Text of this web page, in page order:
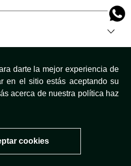
darte la mejor experiencia de
en el sitio estás aceptando su
acerca de nuestra política haz
cookies